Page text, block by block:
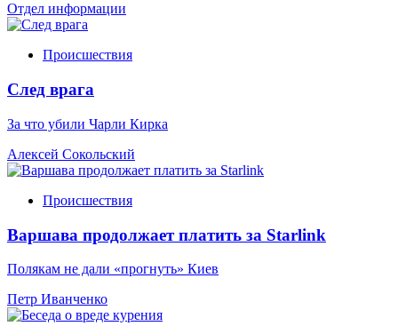
Отдел информации
Происшествия
След врага
За что убили Чарли Кирка
Алексей Сокольский
Происшествия
Варшава продолжает платить за Starlink
Полякам не дали «прогнуть» Киев
Петр Иванченко